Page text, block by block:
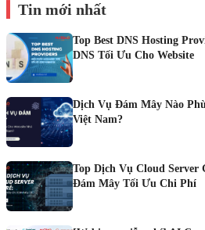
Tin mới nhất
Top Best DNS Hosting
DNS Tối Ưu Cho Website
Dịch Vụ Đám Mây Nào
Việt Nam?
Top Dịch Vụ Cloud Server
Đám Mây Tối Ưu Chi Phí